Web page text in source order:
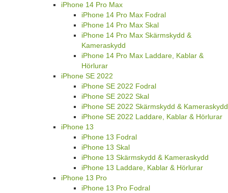
iPhone 14 Pro Max
iPhone 14 Pro Max Fodral
iPhone 14 Pro Max Skal
iPhone 14 Pro Max Skärmskydd &
Kameraskydd
iPhone 14 Pro Max Laddare, Kablar &
Hörlurar
iPhone SE 2022
iPhone SE 2022 Fodral
iPhone SE 2022 Skal
iPhone SE 2022 Skärmskydd & Kameraskydd
iPhone SE 2022 Laddare, Kablar & Hörlurar
iPhone 13
iPhone 13 Fodral
iPhone 13 Skal
iPhone 13 Skärmskydd & Kameraskydd
iPhone 13 Laddare, Kablar & Hörlurar
iPhone 13 Pro
iPhone 13 Pro Fodral